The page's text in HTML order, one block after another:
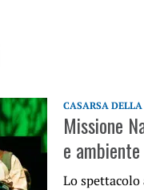
CASARSA
Missione
e
Lo spettacolo